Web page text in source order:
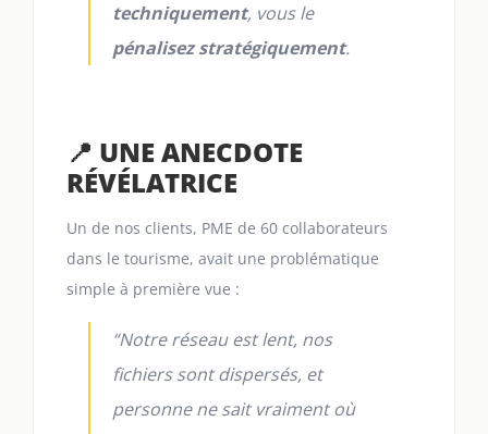
techniquement, vous le
pénalisez stratégiquement.
📍 UNE ANECDOTE
RÉVÉLATRICE
Un de nos clients, PME de 60 collaborateurs
dans le tourisme, avait une problématique
simple à première vue :
“Notre réseau est lent, nos
fichiers sont dispersés, et
personne ne sait vraiment où